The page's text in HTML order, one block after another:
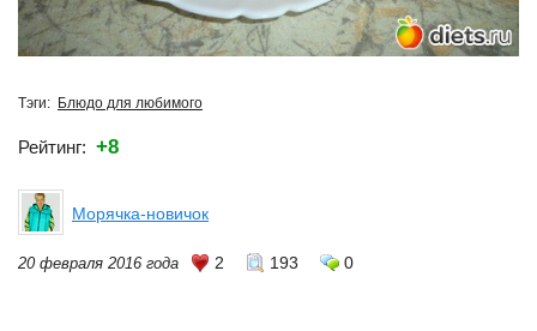
Тэги: Блюдо для любимого
Рейтинг: +8
Морячка-новичок
20 февраля 2016 года 2 193 0